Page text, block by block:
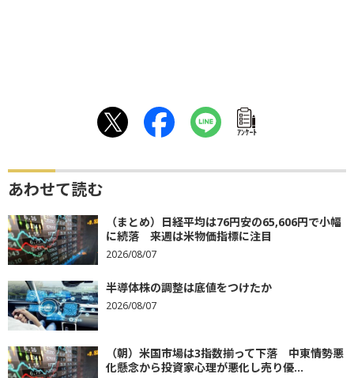
ｱﾝｹｰﾄ
あわせて読む
（まとめ）日経平均は76円安の65,606円で小幅
に続落 来週は米物価指標に注目
2026/08/07
半導体株の調整は底値をつけたか
2026/08/07
（朝）米国市場は3指数揃って下落 中東情勢悪
化懸念から投資家心理が悪化し売り優...